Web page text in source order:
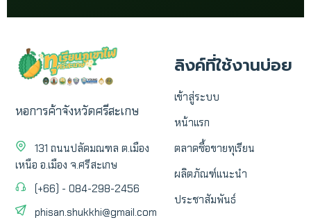
หอการค้าจังหวัดศรีสะเกษ
131 ถนนปลัดมณฑล ต.เมือง
เหนือ อ.เมือง จ.ศรีสะเกษ
(+66) - 084-298-2456
phisan.shukkhi@gmail.com
ลิงค์ที่ใช้งานบ่อย
เข้าสู่ระบบ
หน้าแรก
ตลาดซื้อขายทุเรียน
ผลิตภัณฑ์แนะนำ
ประชาสัมพันธ์